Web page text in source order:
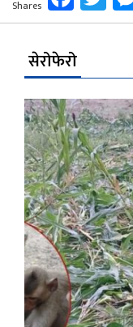
Shares
सेरोफेरो